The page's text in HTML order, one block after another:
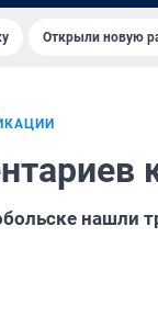
Открыли новую
нашли